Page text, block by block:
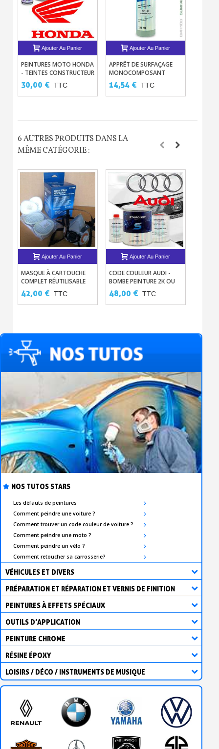
NOS TUTOS STARS
Les défauts de peintures
Comment peindre une voiture ?
Comment trouver un code couleur de voiture ?
Comment peindre une moto ?
Comment peindre un vélo ?
Comment retoucher sa carrosserie?
VÉHICULES ET DIVERS
PRÉPARATION ET RÉPARATION ET VERNIS DE FINITION
PEINTURES À EFFETS SPÉCIAUX
OUTILS D’APPLICATION
PEINTURE CHROME
RÉSINE ÉPOXY
LOISIRS / DÉCO / INSTRUMENTS DE MUSIQUE
Ajouter Au Panier
PEINTURES MOTO HONDA
- TEINTES CONSTRUCTEUR
EN BASE À VERNIR
SOLVANTÉE
30,00 € TTC
Ajouter Au Panier
APPRÊT DE SURFAÇAGE
MONOCOMPOSANT
RAPIDE GRIS
14,54 € TTC
6 AUTRES PRODUITS DANS LA
MÊME CATÉGORIE :
Ajouter Au Panier
MASQUE À CARTOUCHE
COMPLET RÉUTILISABLE
42,00 € TTC
Ajouter Au Panier
CODE COULEUR AUDI -
BOMBE PEINTURE 2K OU
EN POT AVEC DURCISSEUR
48,00 € TTC